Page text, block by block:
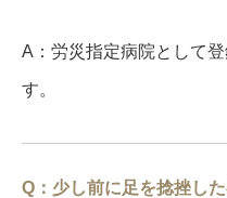
A：労災指定病院として
す。
Q：少し前に足を捻挫し